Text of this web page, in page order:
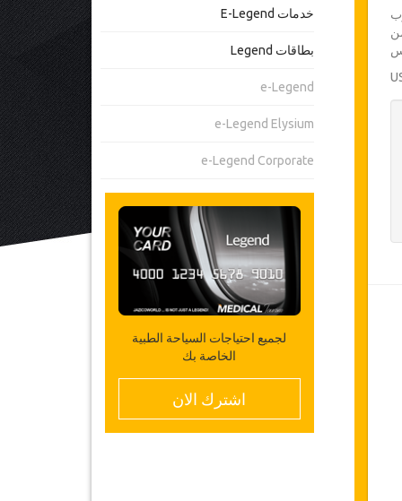
خدمات E-Legend
بطاقات Legend
e-Legend
e-Legend Elysium
e-Legend Corporate
لجميع احتياجات السياحة الطبية
الخاصة بك
اشترك الان
من